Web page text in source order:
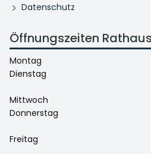
Datenschutz
Öffnungszeiten Rathaus
Montag
Dienstag
Mittwoch
Donnerstag
Freitag